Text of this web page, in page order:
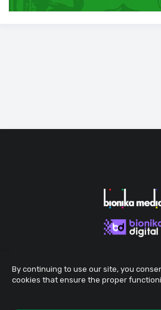
By continuing to use our site, you
cookies that ensure the proper